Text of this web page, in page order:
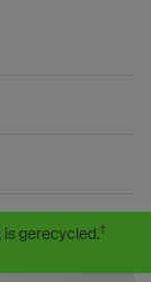
gerecycled.†